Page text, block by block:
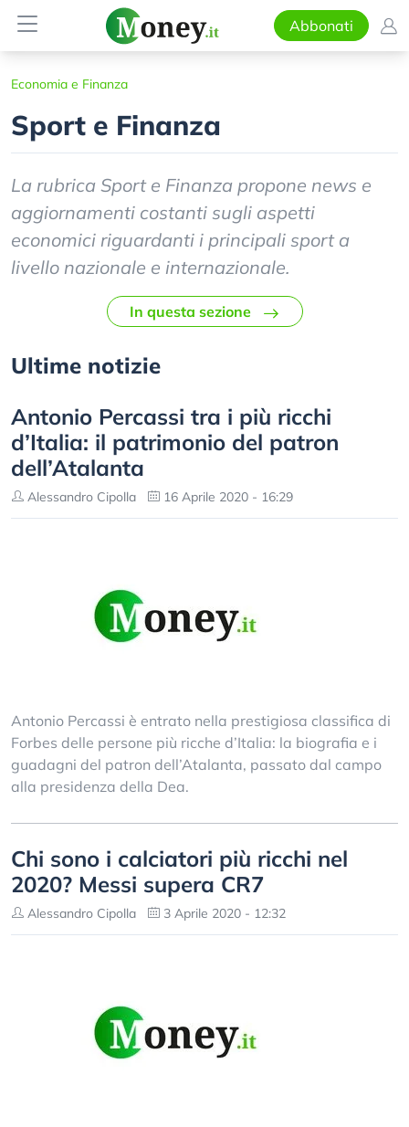
Abbonati
Economia e Finanza
Sport e Finanza
La rubrica Sport e Finanza propone news e
aggiornamenti costanti sugli aspetti
economici riguardanti i principali sport a
livello nazionale e internazionale.
In questa sezione
Ultime notizie
Antonio Percassi tra i più ricchi
d’Italia: il patrimonio del patron
dell’Atalanta
Alessandro Cipolla 16 Aprile 2020 - 16:29
Antonio Percassi è entrato nella prestigiosa classifica di
Forbes delle persone più ricche d’Italia: la biografia e i
guadagni del patron dell’Atalanta, passato dal campo
alla presidenza della Dea.
Chi sono i calciatori più ricchi nel
2020? Messi supera CR7
Alessandro Cipolla 3 Aprile 2020 - 12:32